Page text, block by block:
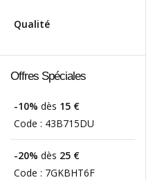
Qualité
Offres Spéciales
-10% dès 15 €
Code : 43B715DU
-20% dès 25 €
Code : 7GKBHT6F